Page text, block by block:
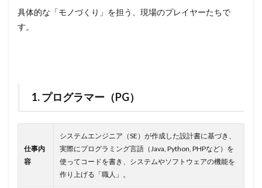
具体的な「モノづくり」を担う、現場のプレイヤーたちで
す。
1. プログラマー（PG）
仕事内
容
システムエンジニア（SE）が作成した設計書に基づき、
実際にプログラミング言語（Java, Python, PHPなど）を
使ってコードを書き、システムやソフトウェアの機能を
作り上げる「職人」。